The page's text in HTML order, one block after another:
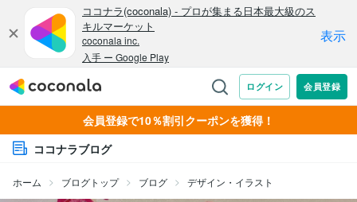
会員登録で10％割引クーポンを獲得！
ココナラブログ
ホーム ブログトップ ブログ デザイン・イラスト